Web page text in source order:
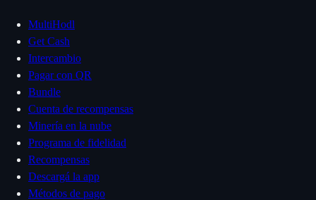
MultiHodl
Get Cash
Intercambio
Pagar con QR
Bundle
Cuenta de recompensas
Minería en la nube
Programa de fidelidad
Recompensas
Descargá la app
Métodos de pago